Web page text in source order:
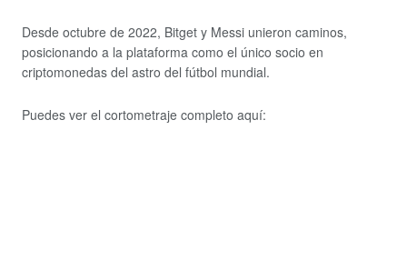
Desde octubre de 2022, Bitget y Messi unieron caminos,
posicionando a la plataforma como el único socio en
criptomonedas del astro del fútbol mundial.
Puedes ver el cortometraje completo aquí: